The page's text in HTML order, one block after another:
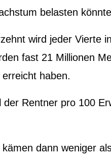
belasten
wird jeder Vierte
fast 21 Millionen
haben.
Rentner pro 100
dann weniger